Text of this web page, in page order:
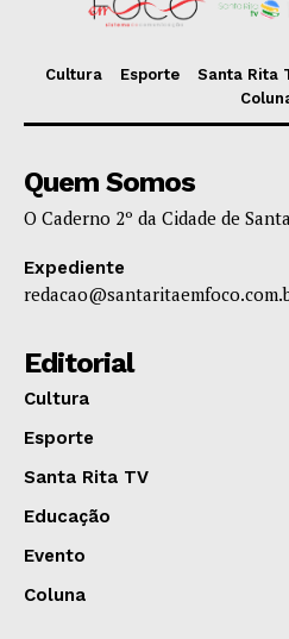
Cultura Esporte Santa Rita
Quem Somos
O Caderno 2º da Cidade de
Expediente
Editorial
Cultura
Esporte
Santa Rita TV
Educação
Evento
Coluna